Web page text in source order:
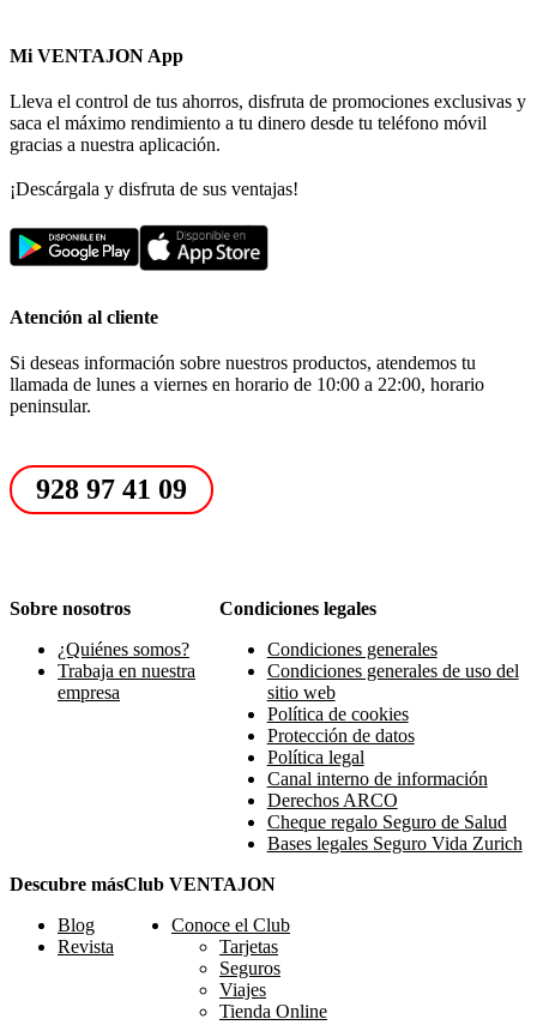
Mi VENTAJON App
Lleva el control de tus ahorros, disfruta de promociones exclusivas y
saca el máximo rendimiento a tu dinero desde tu teléfono móvil
gracias a nuestra aplicación.
¡Descárgala y disfruta de sus ventajas!
Atención al cliente
Si deseas información sobre nuestros productos, atendemos tu
llamada de lunes a viernes en horario de 10:00 a 22:00, horario
peninsular.
928 97 41 09
Sobre nosotros
¿Quiénes somos?
Trabaja en nuestra
empresa
Condiciones legales
Condiciones generales
Condiciones generales de uso del
sitio web
Política de cookies
Protección de datos
Política legal
Canal interno de información
Derechos ARCO
Cheque regalo Seguro de Salud
Bases legales Seguro Vida Zurich
Descubre más
Blog
Revista
Club VENTAJON
Conoce el Club
Tarjetas
Seguros
Viajes
Tienda Online